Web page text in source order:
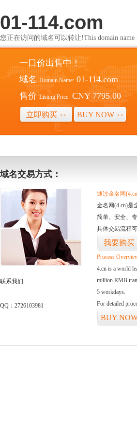
01-114.com
您正在访问的域名可以转让!This domain name
一口价出售中！
域名 Domain Name: 01-114.com
售价 Listing Price: CNY 7795.00
立即购买 >> BUY NOW >>
域名交易方式：
联系我们
QQ：2726103981
通过金名网
金名网(4.cn)是
简单、安全、
具体交易流程可
我要购买
Process
4.cn is a world
million RMB
5 workdays.
For detailed
BUY